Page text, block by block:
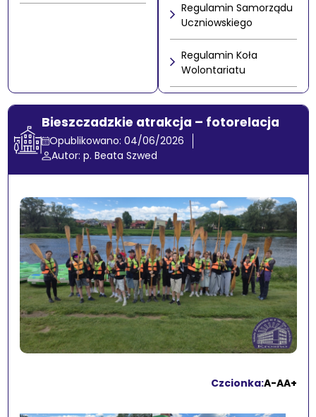
Bieszczadzkie atrakcja – fotorelacja
Opublikowano: 04/06/2026
Autor: p. Beata Szwed
Czcionka:A-AA+
Regulamin Samorządu
Uczniowskiego
Regulamin Koła
Wolontariatu